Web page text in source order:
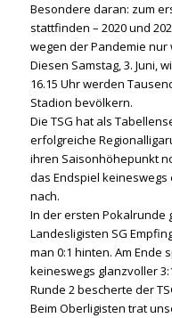
Besondere daran: zum
stattfinden – 2020 und
wegen der Pandemie
Diesen Samstag, 3. Juni,
16.15 Uhr werden
Stadion bevölkern.
Die TSG hat als
erfolgreiche
ihren Saisonhöhepunkt
das Endspiel keineswegs
nach.
In der ersten Pokalrunde
Landesligisten SG
man 0:1 hinten. Am
keineswegs glanzvoller
Runde 2 bescherte der
Beim Oberligisten trat